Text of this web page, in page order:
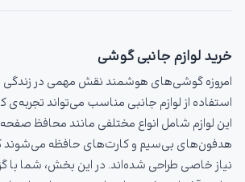
خرید لوازم جانبی گوشی
امروزه گوشی‌های هوشمند نقش مهمی در زندگی
استفاده از لوازم جانبی مناسب می‌تواند تجربه‌ی
این لوازم شامل انواع مختلفی مانند محافظ
هدفون‌های بی‌سیم و کارت‌های حافظه می‌شوند
نیاز خاصی طراحی شده‌اند. در این بخش، شما با